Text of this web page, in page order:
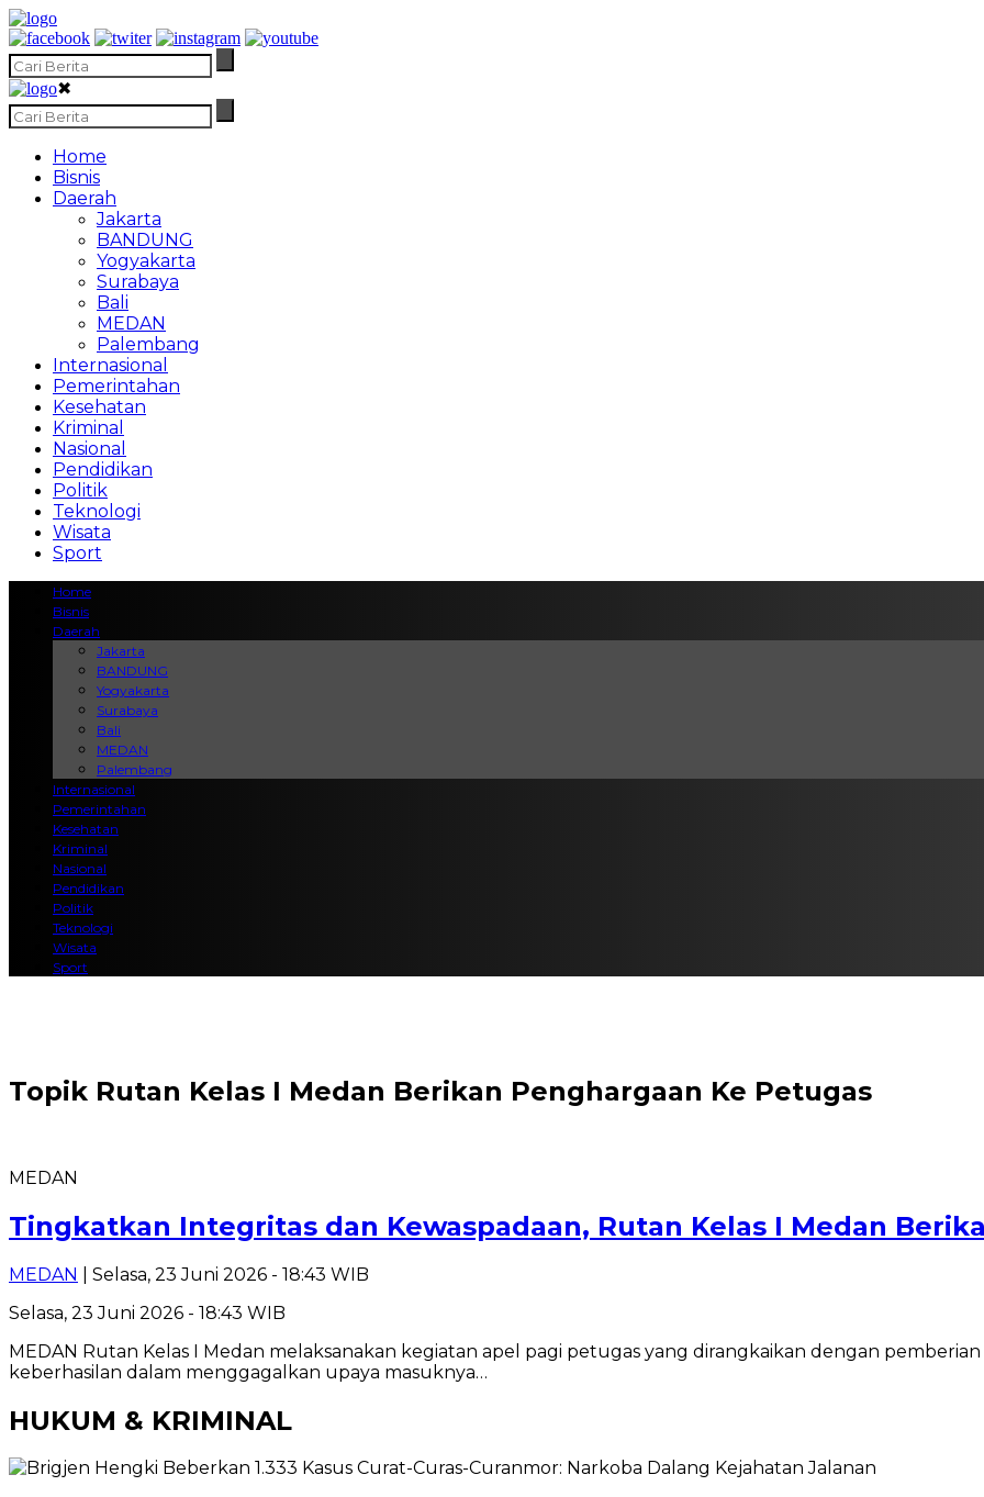
✖
Home
Bisnis
Daerah
Jakarta
BANDUNG
Yogyakarta
Surabaya
Bali
MEDAN
Palembang
Internasional
Pemerintahan
Kesehatan
Kriminal
Nasional
Pendidikan
Politik
Teknologi
Wisata
Sport
Home
Bisnis
Daerah
Jakarta
BANDUNG
Yogyakarta
Surabaya
Bali
MEDAN
Palembang
Internasional
Pemerintahan
Kesehatan
Kriminal
Nasional
Pendidikan
Politik
Teknologi
Wisata
Sport
Topik Rutan Kelas I Medan Berikan Penghargaan Ke Petugas
MEDAN
Tingkatkan Integritas dan Kewaspadaan, Rutan Kelas I Medan
MEDAN
| Selasa, 23 Juni 2026 - 18:43 WIB
Selasa, 23 Juni 2026 - 18:43 WIB
MEDAN Rutan Kelas I Medan melaksanakan kegiatan apel pagi petugas yang dirangkaikan dengan
keberhasilan dalam menggagalkan upaya masuknya…
HUKUM & KRIMINAL